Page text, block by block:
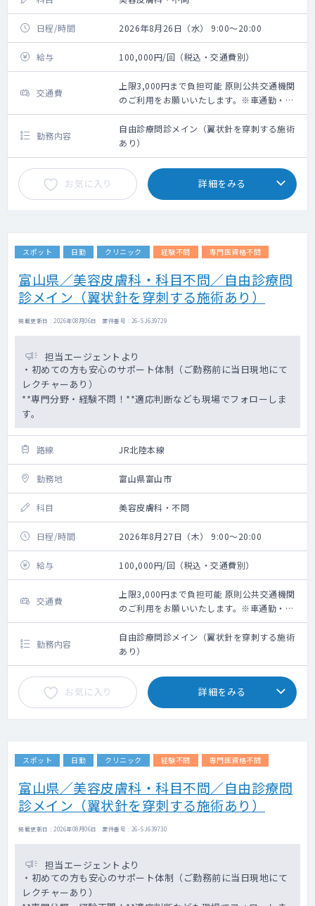
日程/時間 2026年8月26日（水） 9:00～20:00
給与 100,000円/回（税込・交通費別）
交通費
上限3,000円まで負担可能 原則公共交通機関
のご利用をお願いいたします。※車通勤・タ
クシー利用要相談
勤務内容
自由診療問診メイン（翼状針を穿刺する施術
あり）
お気に入り 詳細をみる
スポット 日勤 クリニック 経験不問 専門医資格不問
富山県／美容皮膚科・科目不問／自由診療問
診メイン（翼状針を穿刺する施術あり）
掲載更新日 : 2026年08月06日 案件番号 : 26-SJ639729
担当エージェントより
・初めての方も安心のサポート体制（ご勤務前に当日現地にて
レクチャーあり）
**専門分野・経験不問！**適応判断なども現場でフォローしま
す。
路線 JR北陸本線
勤務地 富山県富山市
科目 美容皮膚科・不問
日程/時間 2026年8月27日（木） 9:00～20:00
給与 100,000円/回（税込・交通費別）
交通費
上限3,000円まで負担可能 原則公共交通機関
のご利用をお願いいたします。※車通勤・タ
クシー利用要相談
勤務内容
自由診療問診メイン（翼状針を穿刺する施術
あり）
お気に入り 詳細をみる
スポット 日勤 クリニック 経験不問 専門医資格不問
富山県／美容皮膚科・科目不問／自由診療問
診メイン（翼状針を穿刺する施術あり）
掲載更新日 : 2026年08月06日 案件番号 : 26-SJ639730
担当エージェントより
・初めての方も安心のサポート体制（ご勤務前に当日現地にて
レクチャーあり）